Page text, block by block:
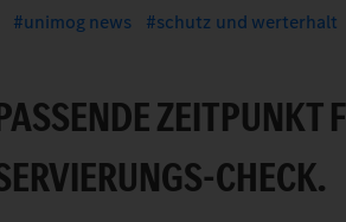
unimog news schutz und werterhalt
ZEITPUNKT
CHECK.